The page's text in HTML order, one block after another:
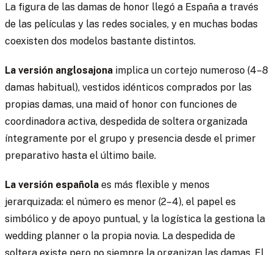
La figura de las damas de honor llegó a España a través
de las películas y las redes sociales, y en muchas bodas
coexisten dos modelos bastante distintos.
La versión anglosajona implica un cortejo numeroso (4–8
damas habitual), vestidos idénticos comprados por las
propias damas, una maid of honor con funciones de
coordinadora activa, despedida de soltera organizada
íntegramente por el grupo y presencia desde el primer
preparativo hasta el último baile.
La versión española es más flexible y menos
jerarquizada: el número es menor (2–4), el papel es
simbólico y de apoyo puntual, y la logística la gestiona la
wedding planner o la propia novia. La despedida de
soltera existe pero no siempre la organizan las damas. El